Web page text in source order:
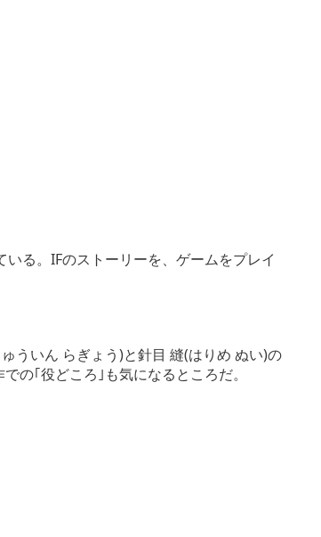
る。IFのストーリーを、ゲームをプレイ
ういん らぎょう)と針目 縫(はりめ ぬい)の
の｢役どころ｣も気になるところだ。